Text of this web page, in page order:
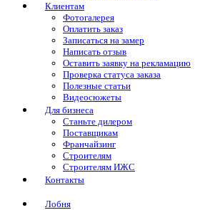
Клиентам
Фотогалерея
Оплатить заказ
Записаться на замер
Написать отзыв
Оставить заявку на рекламацию
Проверка статуса заказа
Полезные статьи
Видеосюжеты
Для бизнеса
Станьте дилером
Поставщикам
Франчайзинг
Строителям
Строителям ИЖС
Контакты
Лобня